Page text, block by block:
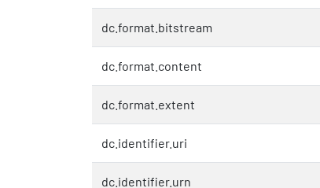
dc.format.bitstream
dc.format.content
dc.format.extent
dc.identifier.uri
dc.identifier.urn